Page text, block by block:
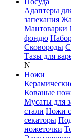
Адаптеры
запекания
Мантоварки
фондю
Сковороды
Тазы для
N
Ножи
Кованые
Мусаты для
стали Ножи
секаторы
ножеточки